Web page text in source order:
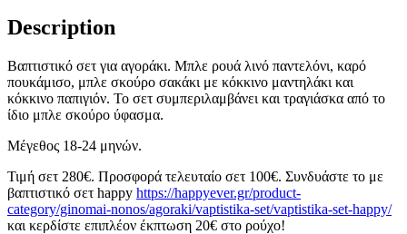
Description
Βαπτιστικό σετ για αγοράκι. Μπλε ρουά λινό παντελόνι, καρό
πουκάμισο, μπλε σκούρο σακάκι με κόκκινο μαντηλάκι και
κόκκινο παπιγιόν. Το σετ συμπεριλαμβάνει και τραγιάσκα από το
ίδιο μπλε σκούρο ύφασμα.
Μέγεθος 18-24 μηνών.
Τιμή σετ 280€. Προσφορά τελευταίο σετ 100€. Συνδυάστε το με
βαπτιστικό σετ happy https://happyever.gr/product-
category/ginomai-nonos/agoraki/vaptistika-set/vaptistika-set-happy/
και κερδίστε επιπλέον έκπτωση 20€ στο ρούχο!